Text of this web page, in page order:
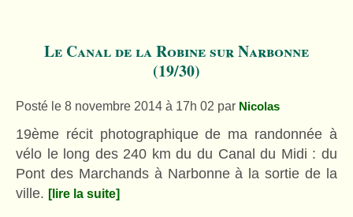
Le Canal de la Robine sur Narbonne
(19/30)
Posté le 8 novembre 2014 à 17h 02 par Nicolas
19ème récit photographique de ma randonnée à
vélo le long des 240 km du du Canal du Midi : du
Pont des Marchands à Narbonne à la sortie de la
ville. [lire la suite]